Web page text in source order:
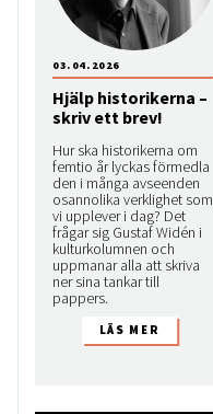
Hjälp historikerna –
skriv ett brev!
Hur ska historikerna om
femtio år lyckas förmedla
den i många avseenden
osannolika verklighet som
vi upplever i dag? Det
frågar sig Gustaf Widén i
kulturkolumnen och
uppmanar alla att skriva
ner sina tankar till
pappers.
03.04.2026